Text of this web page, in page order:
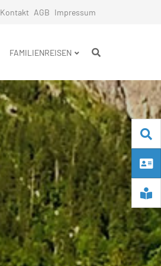
Kontakt AGB Impressum
FAMILIENREISEN